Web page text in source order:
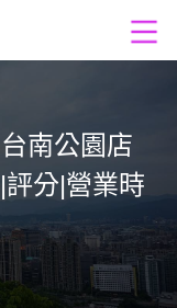
南公園店
分|營業時